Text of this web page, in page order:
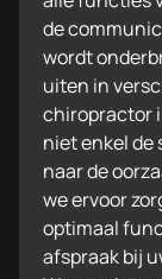
de
wordt
uiten in
chiropractor
niet enkel de
naar de
we ervoor
optimaal
afspraak bij